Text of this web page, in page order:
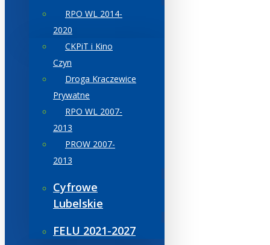
RPO WL 2014-
2020
CKPiT i Kino
Czyn
Droga Kraczewice
Prywatne
RPO WL 2007-
2013
PROW 2007-
2013
Cyfrowe
Lubelskie
FELU 2021-2027